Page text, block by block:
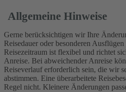
Allgemeine Hinweise
Gerne berücksichtigen wir Ihre
Reisedauer oder besonderen
Reisezeitraum ist flexibel und richtet
Anreise. Bei abweichender Anreise
Reiseverlauf erforderlich sein, die wir
abstimmen. Eine überarbeitete
Regel nicht. Kleinere Änderungen